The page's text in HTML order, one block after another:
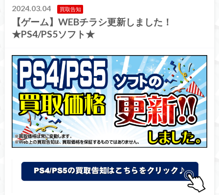
2024.03.04 買取告知
【ゲーム】WEBチラシ更新しました！
★PS4/PS5ソフト★